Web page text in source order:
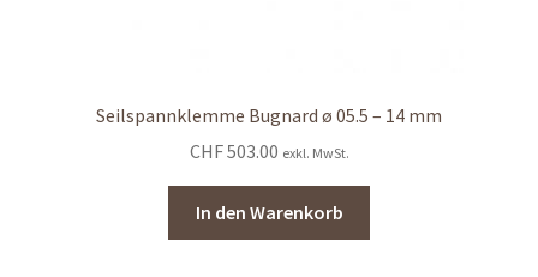
Seilspannklemme Bugnard ø 05.5 – 14 mm
CHF503.00 exkl. MwSt.
In den Warenkorb